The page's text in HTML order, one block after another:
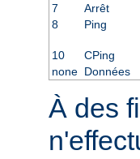
7 Arrêt
8
Ping
10
CPing
none Données
À des